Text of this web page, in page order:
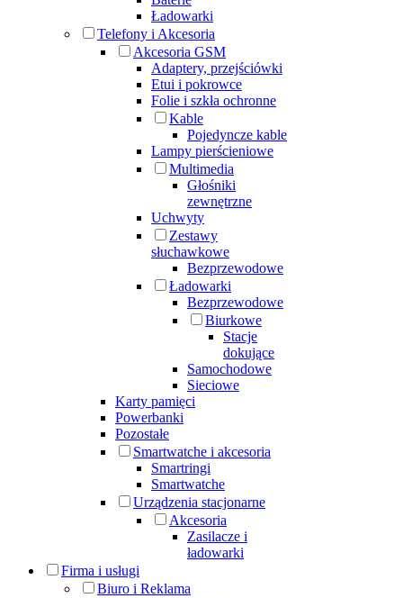
Ładowarki
Telefony i Akcesoria
Akcesoria GSM
Adaptery, przejściówki
Etui i pokrowce
Folie i szkła ochronne
Kable
Pojedyncze kable
Lampy pierścieniowe
Multimedia
Głośniki
zewnętrzne
Uchwyty
Zestawy
słuchawkowe
Bezprzewodowe
Ładowarki
Bezprzewodowe
Biurkowe
Stacje
dokujące
Samochodowe
Sieciowe
Karty pamięci
Powerbanki
Pozostałe
Smartwatche i akcesoria
Smartringi
Smartwatche
Urządzenia stacjonarne
Akcesoria
Zasilacze i
ładowarki
Firma i usługi
Biuro i Reklama